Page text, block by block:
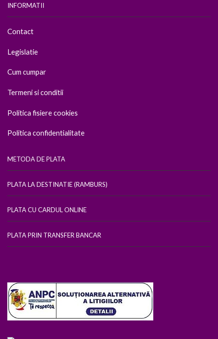
INFORMATII
Contact
Legislatie
Cum cumpar
Termeni si conditii
Politica fisiere cookies
Politica confidentialitate
METODA DE PLATA
PLATA LA DESTINATIE (RAMBURS)
PLATA CU CARDUL ONLINE
PLATA PRIN TRANSFER BANCAR